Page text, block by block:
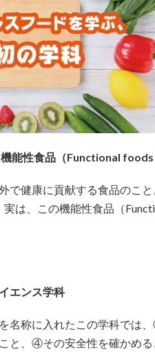
能性食品（Functional foods
で健康に貢献する食品のこ
は、この機能性食品（
エンス学科
名称に入れたこの学科では
と、④その安全性を確かめ